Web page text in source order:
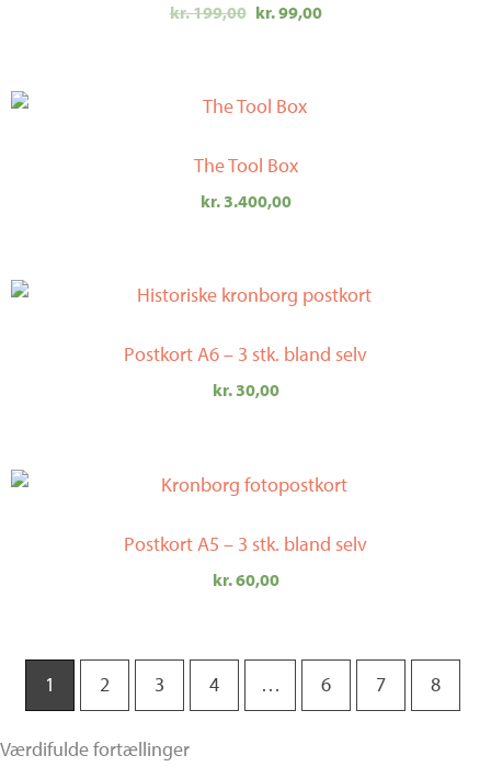
kr.199,00 kr. 199,00.
kr.99,00kr. 99,00.
The Tool Box
kr.3.400,00
Postkort A6 – 3 stk. bland selv
kr.30,00
Postkort A5 – 3 stk. bland selv
kr.60,00
1 2 3 4 … 6 7 8
Værdifulde fortællinger